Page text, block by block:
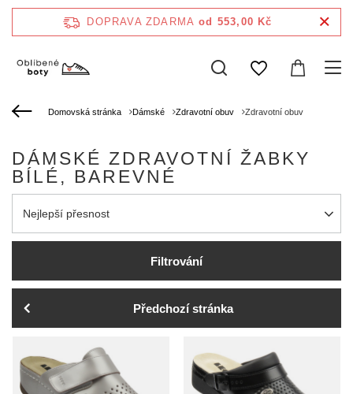
DOPRAVA ZDARMA od 553,00 Kč
Domovská stránka Dámské Zdravotní obuv Zdravotní obuv
DÁMSKÉ ZDRAVOTNÍ ŽABKY
BÍLÉ, BAREVNÉ
Zmień sortowanie
Nejlepší přesnost
Filtrování
Předchozí stránka